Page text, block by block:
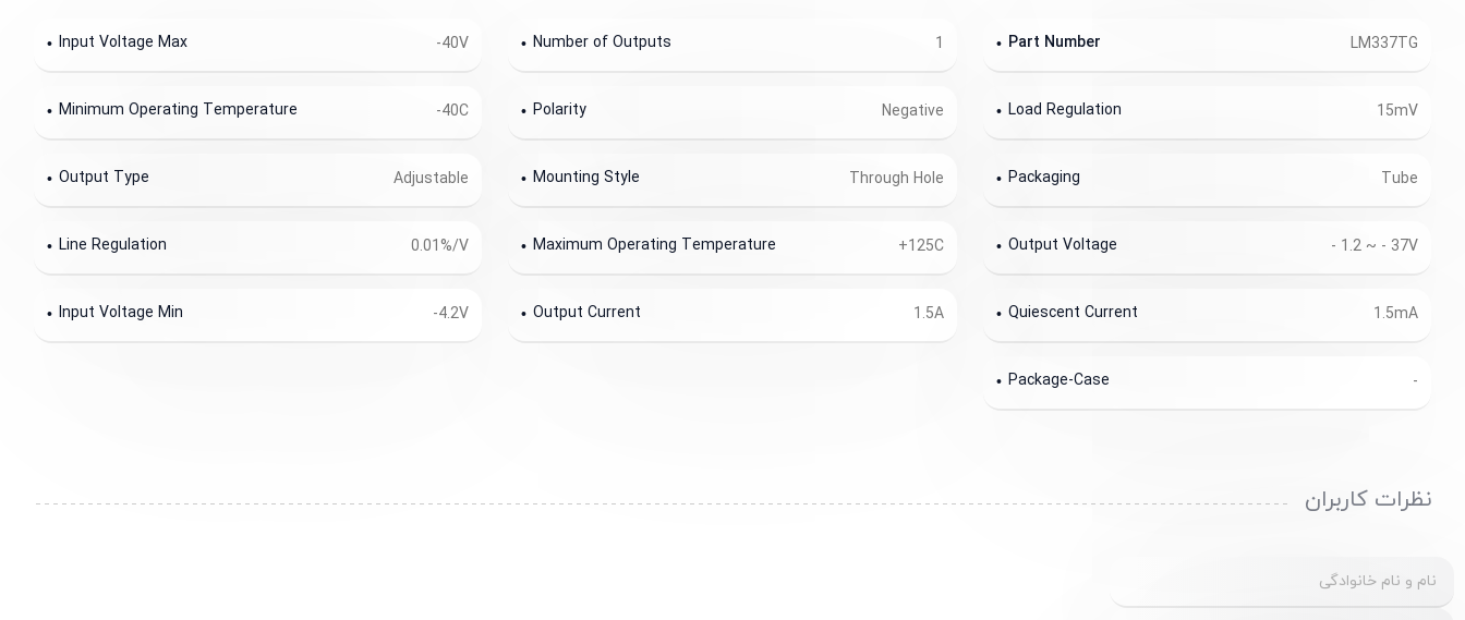
LM337TG
Part Number
1
Number of Outputs
-40V
Input Voltage Max
15mV
Load Regulation
Negative
Polarity
-40C
Minimum Operating Temperature
Tube
Packaging
Through Hole
Mounting Style
Adjustable
Output Type
- 1.2 ~ - 37V
Output Voltage
+125C
Maximum Operating Temperature
0.01%/V
Line Regulation
1.5mA
Quiescent Current
1.5A
Output Current
-4.2V
Input Voltage Min
-
Package-Case
نظرات کاربران